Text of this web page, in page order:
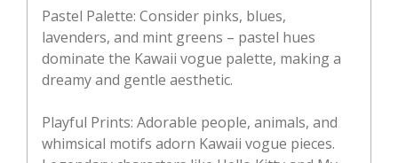
Pastel Palette: Consider pinks, blues,
lavenders, and mint greens – pastel hues
dominate the Kawaii vogue palette, making a
dreamy and gentle aesthetic.
Playful Prints: Adorable people, animals, and
whimsical motifs adorn Kawaii vogue pieces.